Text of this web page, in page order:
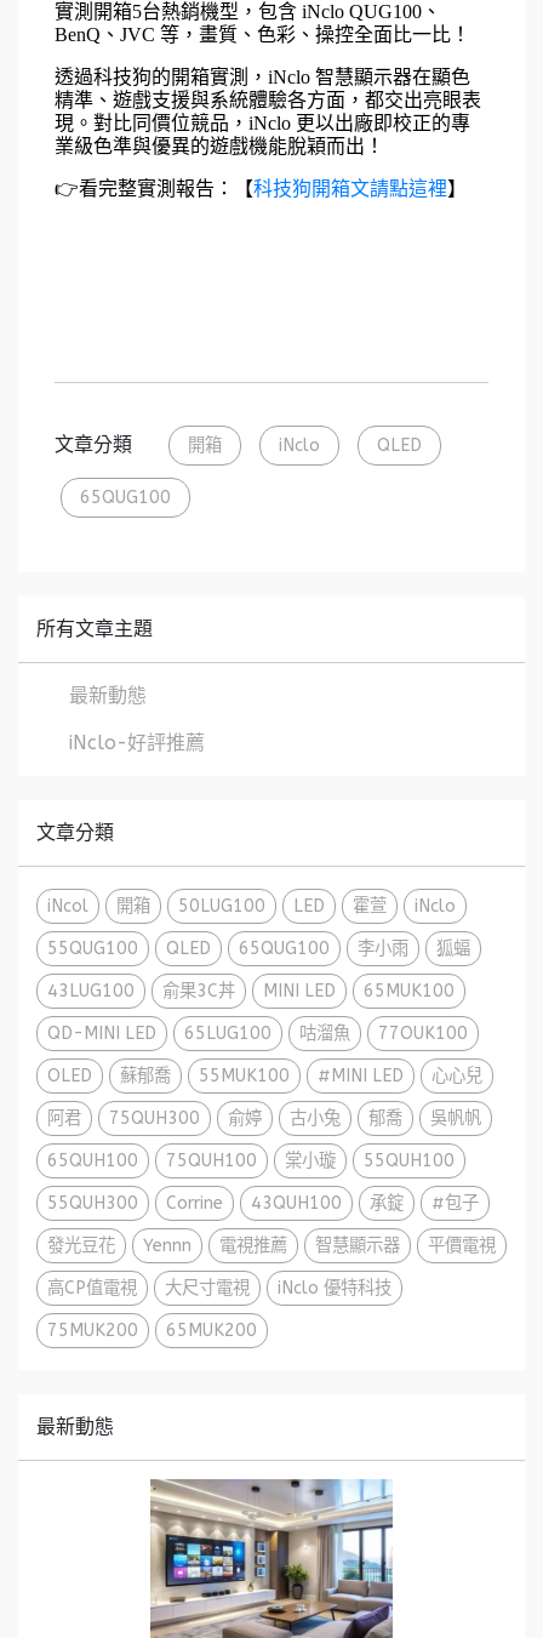
實測開箱5台熱銷機型，包含 iNclo QUG100 、
BenQ 、 JVC 等，畫質、色彩、操控全面比一比！
透過科技狗的開箱實測，iNclo 智慧顯示器在顯色
精準、遊戲支援與系統體驗各方面，都交出亮眼表
現。對比同價位競品，iNclo 更以出廠即校正的專
業級色準與優異的遊戲機能脫穎而出！
👉看完整實測報告：【科技狗開箱文請點這裡】
文章分類 開箱 iNclo QLED
65QUG100
所有文章主題
最新動態
iNclo-好評推薦
文章分類
iNcol 開箱 50LUG100 LED 霍萱 iNclo
55QUG100 QLED 65QUG100 李小雨 狐蝠
43LUG100 俞果3C丼 MINI LED 65MUK100
QD-MINI LED 65LUG100 咕溜魚 77OUK100
OLED 蘇郁喬 55MUK100 #MINI LED 心心兒
阿君 75QUH300 俞婷 古小兔 郁喬 吳帆帆
65QUH100 75QUH100 棠小璇 55QUH100
55QUH300 Corrine 43QUH100 承錠 #包子
發光豆花 Yennn 電視推薦 智慧顯示器 平價電視
高CP值電視 大尺寸電視 iNclo 優特科技
75MUK200 65MUK200
最新動態